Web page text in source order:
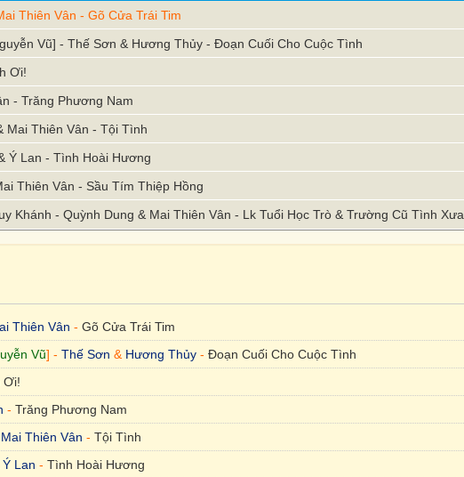
Thiên Vân - Gõ Cửa Trái Tim
Vũ] - Thế Sơn & Hương Thủy - Đoạn Cuối Cho Cuộc Tình
Ơi!
- Trăng Phương Nam
Mai Thiên Vân - Tội Tình
Ý Lan - Tình Hoài Hương
Thiên Vân - Sầu Tím Thiệp Hồng
Khánh - Quỳnh Dung & Mai Thiên Vân - Lk Tuổi Học Trò & Trường Cũ Tình Xưa
Thiên Vân - Gõ Cửa Trái Tim
Vũ] - Thế Sơn & Hương Thủy - Đoạn Cuối Cho Cuộc Tình
Ơi!
- Trăng Phương Nam
Mai Thiên Vân - Tội Tình
Ý Lan - Tình Hoài Hương